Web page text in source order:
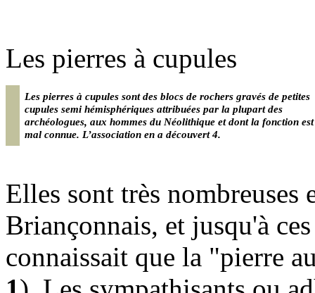
Les pierres à cupules
Les pierres à cupules sont des blocs de rochers gravés de petites
cupules semi hémisphériques attribuées par la plupart des
archéologues, aux hommes du Néolithique et dont la fonction est
mal connue. L’association en a découvert 4.
Elles sont très nombreuses
Briançonnais, et jusqu'à
connaissait que la "pierre